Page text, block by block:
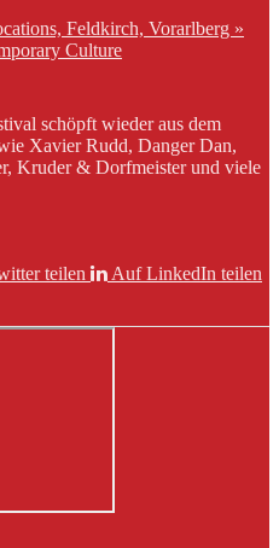
Feldkirch, Vorarlberg »
Culture
schöpft wieder aus dem
Xavier Rudd, Danger Dan,
Kruder & Dorfmeister und viele
teilen
Auf LinkedIn teilen